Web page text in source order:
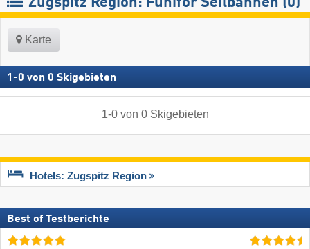
Karte
1 -0 von 0 Skigebieten
1-0von 0 Skigebieten
Hotels: Zugspitz Region
Best of Testberichte